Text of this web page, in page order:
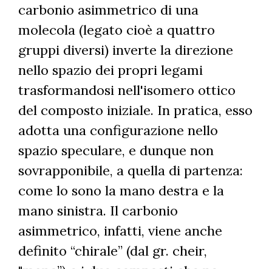
carbonio asimmetrico di una
molecola (legato cioè a quattro
gruppi diversi) inverte la direzione
nello spazio dei propri legami
trasformandosi nell'isomero ottico
del composto iniziale. In pratica, esso
adotta una configurazione nello
spazio speculare, e dunque non
sovrapponibile, a quella di partenza:
come lo sono la mano destra e la
mano sinistra. Il carbonio
asimmetrico, infatti, viene anche
definito “chirale” (dal gr. cheir,